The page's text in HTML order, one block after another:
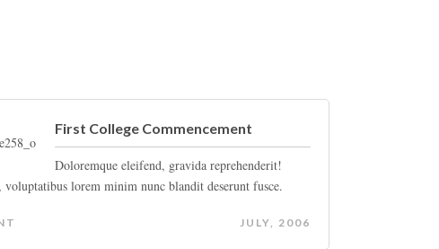
First College Commencement
Doloremque eleifend, gravida reprehenderit!
voluptatibus lorem minim nunc blandit deserunt fusce.
JULY, 2006